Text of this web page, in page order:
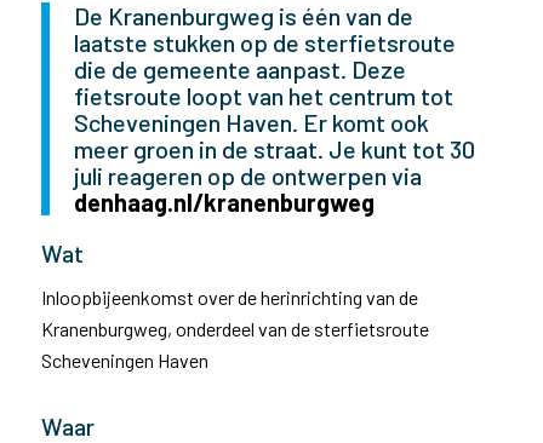
De Kranenburgweg is één van de
laatste stukken op de sterfietsroute
die de gemeente aanpast. Deze
fietsroute loopt van het centrum tot
Scheveningen Haven. Er komt ook
meer groen in de straat. Je kunt tot 30
juli reageren op de ontwerpen via
denhaag.nl/kranenburgweg
Wat
Inloopbijeenkomst over de herinrichting van de
Kranenburgweg, onderdeel van de sterfietsroute
Scheveningen Haven
Waar